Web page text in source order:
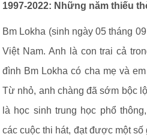
1997-2022: Những năm thiếu
Bm Lokha (sinh ngày 05 tháng
Việt Nam. Anh là con trai cả
đình Bm Lokha có cha mẹ và
Từ nhỏ, anh chàng đã sớm bộc
là học sinh trung học phổ
các cuộc thi hát, đạt được một